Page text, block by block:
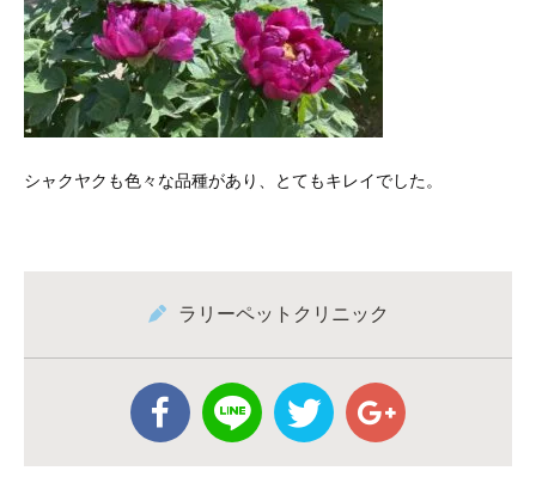
シャクヤクも色々な品種があり、とてもキレイでした。
ラリーペットクリニック